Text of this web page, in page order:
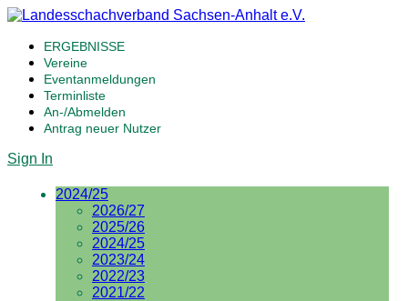
ERGEBNISSE
Vereine
Eventanmeldungen
Terminliste
An-/Abmelden
Antrag neuer Nutzer
Sign In
2024/25
2026/27
2025/26
2024/25
2023/24
2022/23
2021/22